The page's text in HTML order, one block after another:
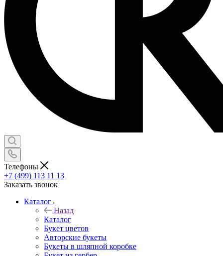
Телефоны
+7 (499) 113 11 13
Заказать звонок
Каталог
Назад
Каталог
Букет цветов
Авторские букеты
Букеты в шляпной коробке